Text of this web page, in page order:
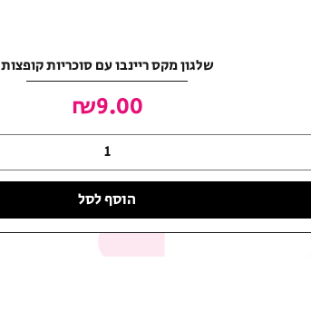
שלגון מקס ריינבו עם סוכריות קופצות
מחיר
₪9.00
הוסף לסל